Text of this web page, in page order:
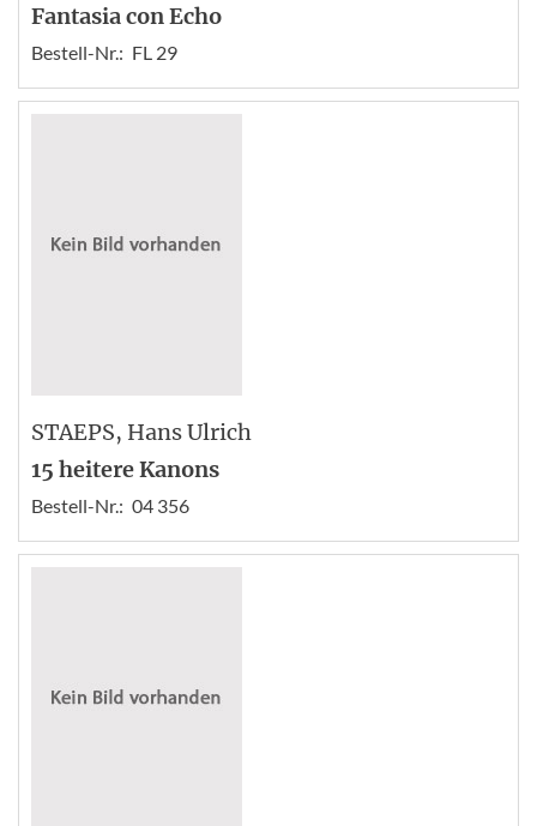
Fantasia con Echo
Bestell-Nr.: FL 29
STAEPS, Hans Ulrich
15 heitere Kanons
Bestell-Nr.: 04 356